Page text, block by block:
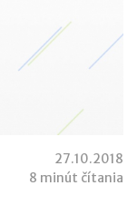
27.10.2018
8 minút čítania